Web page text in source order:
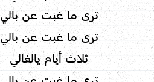
ترى ما غبت عن بالي
ترى ما غبت عن بالي
ثلاث أيام يالغالي